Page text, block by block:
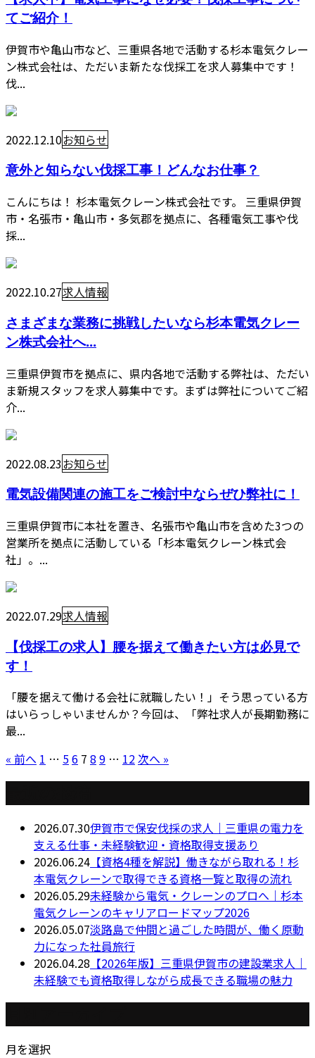
てご紹介！
伊賀市や亀山市など、三重県各地で活動する杉本電気クレー
ン株式会社は、ただいま新たな伐採工を求人募集中です！
伐...
2022.12.10お知らせ
意外と知らない伐採工事！どんなお仕事？
こんにちは！ 杉本電気クレーン株式会社です。 三重県伊賀
市・名張市・亀山市・多気郡を拠点に、各種電気工事や伐
採...
2022.10.27求人情報
さまざまな業務に挑戦したいなら杉本電気クレー
ン株式会社へ...
三重県伊賀市を拠点に、県内各地で活動する弊社は、ただい
ま新規スタッフを求人募集中です。まずは弊社についてご紹
介...
2022.08.23お知らせ
電気設備関連の施工をご検討中ならぜひ弊社に！
三重県伊賀市に本社を置き、名張市や亀山市を含めた3つの
営業所を拠点に活動している「杉本電気クレーン株式会
社」。...
2022.07.29求人情報
【伐採工の求人】腰を据えて働きたい方は必見で
す！
「腰を据えて働ける会社に就職したい！」そう思っている方
はいらっしゃいませんか？今回は、「弊社求人が長期勤務に
最...
« 前へ 1 … 56 7 8 9 … 12次へ »
2026.07.30伊賀市で保安伐採の求人｜三重県の電力を
支える仕事・未経験歓迎・資格取得支援あり
2026.06.24 【資格4種を解説】働きながら取れる！杉
本電気クレーンで取得できる資格一覧と取得の流れ
2026.05.29未経験から電気・クレーンのプロへ｜杉本
電気クレーンのキャリアロードマップ2026
2026.05.07淡路島で仲間と過ごした時間が、働く原動
力になった社員旅行
2026.04.28 【2026年版】三重県伊賀市の建設業求人｜
未経験でも資格取得しながら成長できる職場の魅力
月を選択